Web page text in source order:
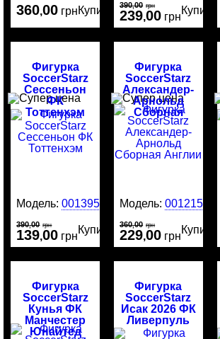
360,00 грнКупить 390,00 грн
239,00 грн
Купить
Фигурка
SoccerStarz
Сессеньон
ФК
Тоттенхэм
Модель:0013951
390,00 грн
139,00 грн
Купить
Фигурка
SoccerStarz
Александер-
Арнольд
Сборная
Англии
Модель:0012159
360,00 грн
229,00 грн
Купить
Фигурка
SoccerStarz
Кунья ФК
Манчестер
Юнайтед
Фигурка
SoccerStarz
Исак 2026 ФК
Ливерпуль